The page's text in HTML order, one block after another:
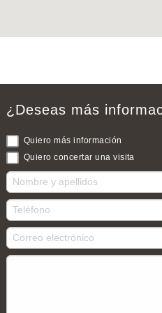
¿Deseas más
Quiero más información
Quiero concertar una visita